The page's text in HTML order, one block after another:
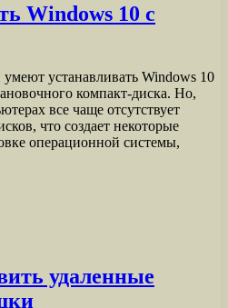
Windows 10 с
устанавливать Windows 10
компакт-диска. Но,
все чаще отсутствует
что создает некоторые
операционной системы,
удаленные